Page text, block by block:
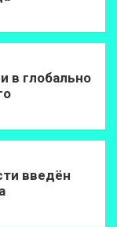
в глобально
введён